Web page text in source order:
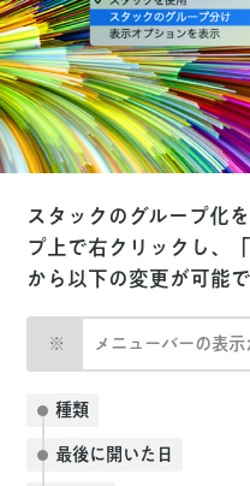
スタックのグループ化
プ上で右クリックし、
から以下の変更が可能で
メニューバーの表
種類
最後に開いた日